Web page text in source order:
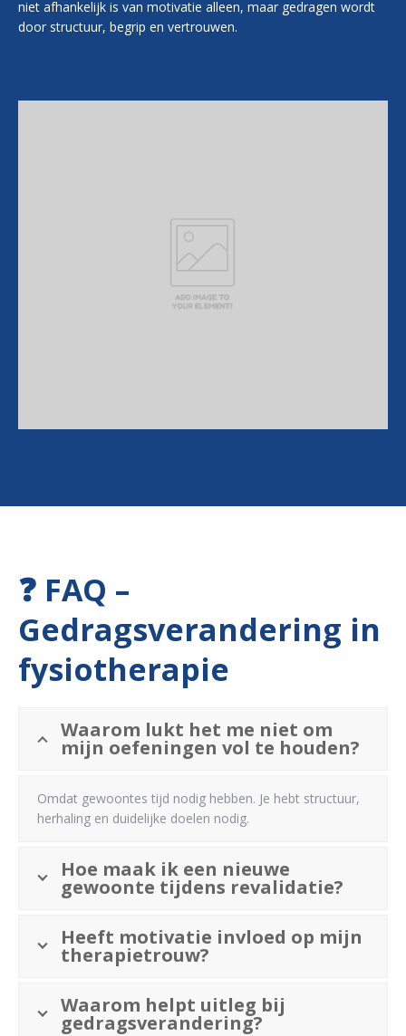
niet afhankelijk is van motivatie alleen, maar gedragen wordt
door structuur, begrip en vertrouwen.
❓ FAQ –
Gedragsverandering in
fysiotherapie
Waarom lukt het me niet om
mijn oefeningen vol te houden?
Omdat gewoontes tijd nodig hebben. Je hebt structuur,
herhaling en duidelijke doelen nodig.
Hoe maak ik een nieuwe
gewoonte tijdens revalidatie?
Heeft motivatie invloed op mijn
therapietrouw?
Waarom helpt uitleg bij
gedragsverandering?